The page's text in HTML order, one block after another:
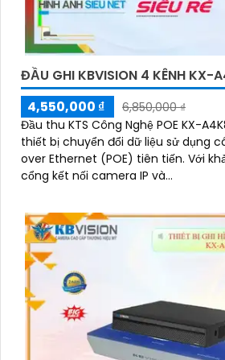
ĐẦU GHI KBVISION 4 KÊNH KX-
4,550,000 ₫
6,850,000 ₫
Đầu thu KTS Công Nghệ POE KX-
thiết bị chuyển đổi dữ liệu sử dụng
over Ethernet (POE) tiên tiến. Với khả năng hỗ trợ 4
cổng kết nối camera IP và...